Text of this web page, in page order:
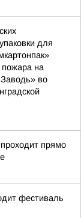
для
пожара на
во
прямо
фестиваль